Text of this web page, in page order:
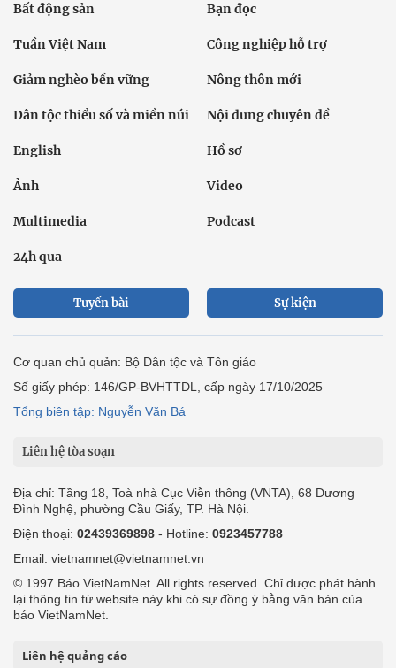
Bất động sản Bạn đọc
Tuần Việt Nam Công nghiệp hỗ trợ
Giảm nghèo bền vững Nông thôn mới
Dân tộc thiểu số và miền núi Nội dung chuyên đề
English Hồ sơ
Ảnh Video
Multimedia Podcast
24h qua
Tuyến bài Sự kiện
Cơ quan chủ quản: Bộ Dân tộc và Tôn giáo
Số giấy phép: 146/GP-BVHTTDL, cấp ngày 17/10/2025
Tổng biên tập: Nguyễn Văn Bá
Liên hệ tòa soạn
Địa chỉ: Tầng 18, Toà nhà Cục Viễn thông (VNTA), 68 Dương
Đình Nghệ, phường Cầu Giấy, TP. Hà Nội.
Điện thoại: 02439369898 - Hotline: 0923457788
Email: vietnamnet@vietnamnet.vn
© 1997 Báo VietNamNet. All rights reserved. Chỉ được phát hành
lại thông tin từ website này khi có sự đồng ý bằng văn bản của
báo VietNamNet.
Liên hệ quảng cáo